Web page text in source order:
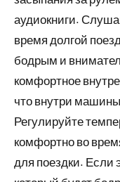
аудиокниги.
время долгой
бодрым и
комфортное
что внутри
Регулируйте
комфортно во
для поездки. Если